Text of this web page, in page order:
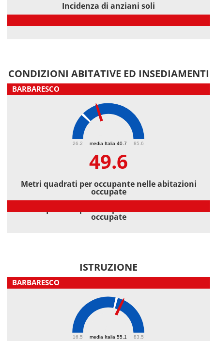
Incidenza di anziani soli
CONDIZIONI ABITATIVE ED INSEDIAMENTI
BARBARESCO
media Italia 40.7
26.2 85.6
49.6
Metri quadrati per occupante nelle abitazioni
occupate
occupate
ISTRUZIONE
BARBARESCO
media Italia 55.1
16.5 83.5